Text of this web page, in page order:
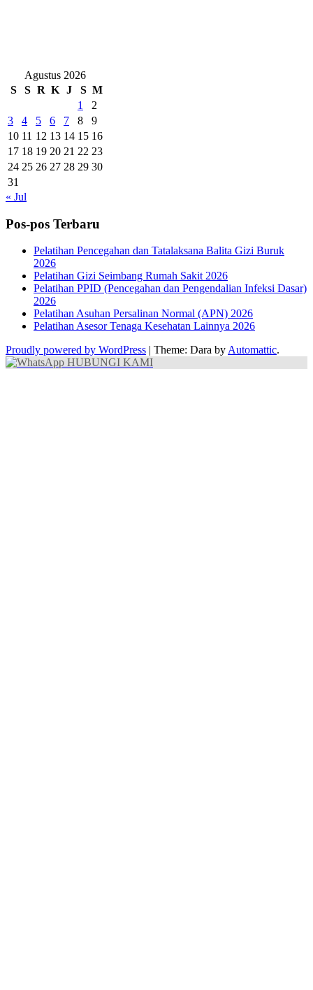
Agustus 2026
S
S R K J S M
1
2
3
4 5 6 7 8
9
10 11 12 13 14 15 16
17 18 19 20 21 22 23
24 25 26 27 28 29 30
31
« Jul
Pos-pos Terbaru
Pelatihan Pencegahan dan Tatalaksana Balita Gizi Buruk
2026
Pelatihan Gizi Seimbang Rumah Sakit 2026
Pelatihan PPID (Pencegahan dan Pengendalian Infeksi Dasar)
2026
Pelatihan Asuhan Persalinan Normal (APN) 2026
Pelatihan Asesor Tenaga Kesehatan Lainnya 2026
Proudly powered by WordPress
Theme: Dara byAutomattic.
HUBUNGI KAMI